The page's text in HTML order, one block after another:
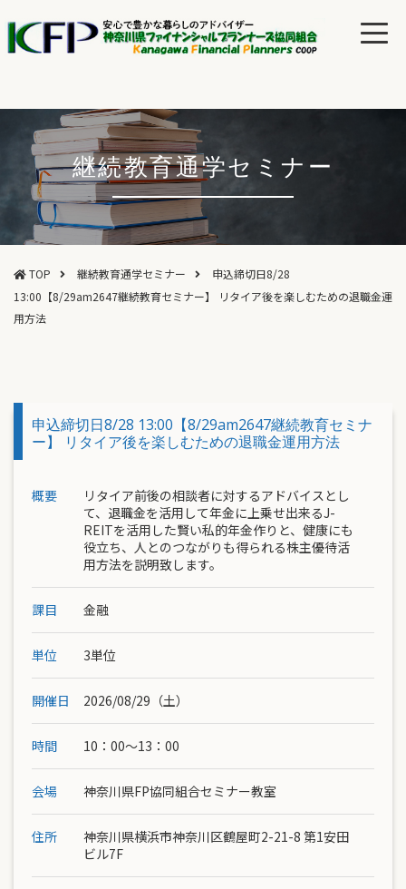
継続教育通学セミナー
TOP 継続教育通学セミナー
申込締切日8/28
13:00【8/29am2647継続教育セミナー】 リタイア後を楽しむための退職金運
用方法
申込締切日8/28 13:00【8/29am2647継続教育セミナ
ー】 リタイア後を楽しむための退職金運用方法
概要
リタイア前後の相談者に対するアドバイスとし
て、退職金を活用して年金に上乗せ出来るJ-
REITを活用した賢い私的年金作りと、健康にも
役立ち、人とのつながりも得られる株主優待活
用方法を説明致します。
課目 金融
単位 3単位
開催日 2026/08/29（土）
時間 10：00〜13：00
会場 神奈川県FP協同組合セミナー教室
住所
神奈川県横浜市神奈川区鶴屋町2-21-8 第1安田
ビル7F